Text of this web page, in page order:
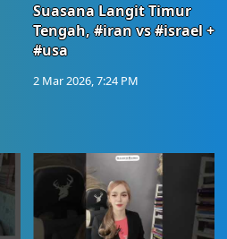
Suasana Langit Timur
Tengah, #iran vs #israel +
#usa
2 Mar 2026, 7:24 PM